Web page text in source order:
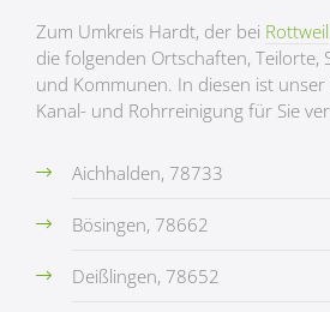
Zum Umkreis Hardt, der bei Rottweil
die folgenden Ortschaften, Teilorte,
und Kommunen. In diesen ist
Kanal- und Rohrreinigung für Sie
Aichhalden, 78733
Bösingen, 78662
Deißlingen, 78652